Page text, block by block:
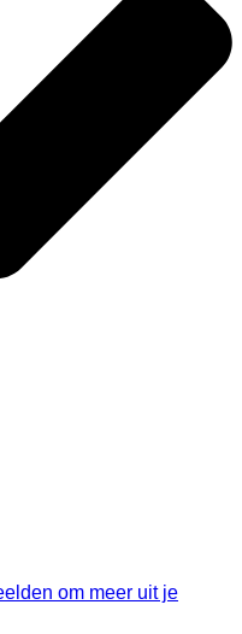
om meer uit je